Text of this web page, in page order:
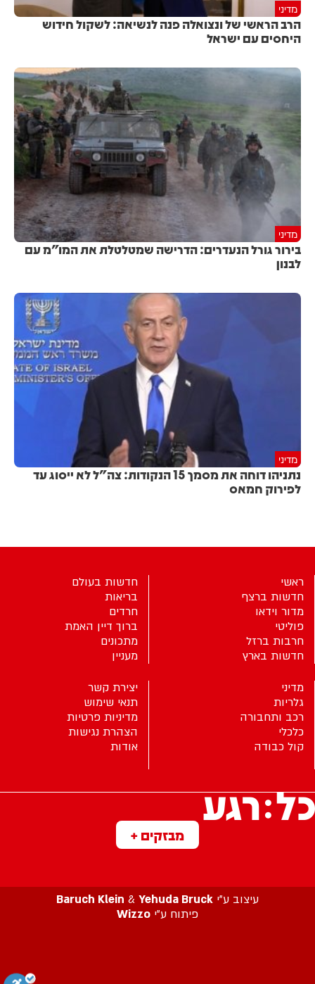
מדיני
הרב הראשי של ונצואלה פנה לנשיאה: לשקול חידוש
היחסים עם ישראל
מדיני
בירור גורל הנעדרים: הדרישה שמטלטלת את המו"מ עם
לבנון
מדיני
נתניהו דוחה את מסמך 15 הנקודות: צה"ל לא ייסוג עד
לפירוק חמאס
מבזקים +
ראשי
חדשות ברצף
מדור וידאו
פוליטי
חרבות ברזל
חדשות בארץ
חדשות בעולם
בריאות
חרדים
ברוך דיין האמת
מתכונים
מעניין
מדיני
גלריות
רכב ותחבורה
כלכלי
קול כבודה
יצירת קשר
תנאי שימוש
מדיניות פרטיות
הצהרת נגישות
אודות
עיצוב ע”י Baruch Klein & Yehuda Bruck
פיתוח ע”י Wizzo